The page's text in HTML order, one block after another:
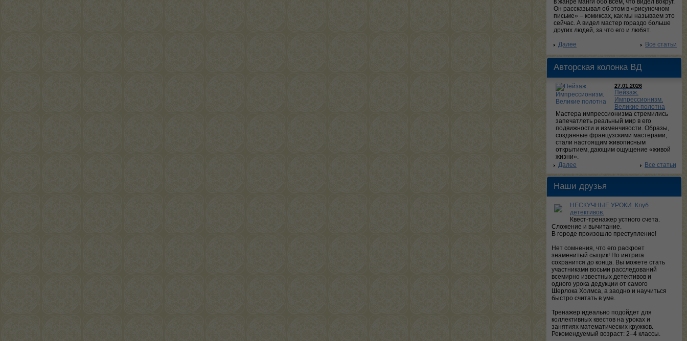
в жанре манги обо всем, что видел вокруг.
Он рассказывал об этом в «рисуночном
письме» – комиксах, как мы называем это
сейчас. А видел мастер гораздо больше
других людей, за что его и любят.
Далее
Все статьи
Авторская колонка ВД
27.01.2026
Пейзаж.
Импрессионизм.
Великие полотна
Мастера импрессионизма стремились
запечатлеть реальный мир в его
подвижности и изменчивости. Образы,
созданные французскими мастерами,
стали настоящим живописным
открытием, дающим ощущение «живой
жизни».
Далее
Все статьи
Наши друзья
НЕСКУЧНЫЕ УРОКИ. Клуб
детективов.
Квест-тренажер устного счета.
Сложение и вычитание.
В городе произошло преступление!
Нет сомнения, что его раскроет
знаменитый сыщик! Но интрига
сохранится до конца. Вы можете стать
участниками восьми расследований
всемирно известных детективов и
одного урока дедукции от самого
Шерлока Холмса, а заодно и научиться
быстро считать в уме.
Тренажер идеально подойдет для
коллективных квестов на уроках и
занятиях математических кружков.
Рекомендуемый возраст: 2–4 классы.